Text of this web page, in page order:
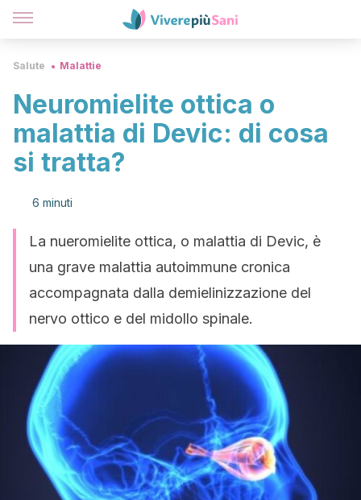
Salute Malattie
Neuromielite ottica o
malattia di Devic: di cosa
si tratta?
6 minuti
La nueromielite ottica, o malattia di Devic, è
una grave malattia autoimmune cronica
accompagnata dalla demielinizzazione del
nervo ottico e del midollo spinale.